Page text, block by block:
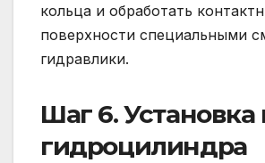
кольца и обработать
поверхности специальными
гидравлики.
Шаг 6. Установка
гидроцилиндра